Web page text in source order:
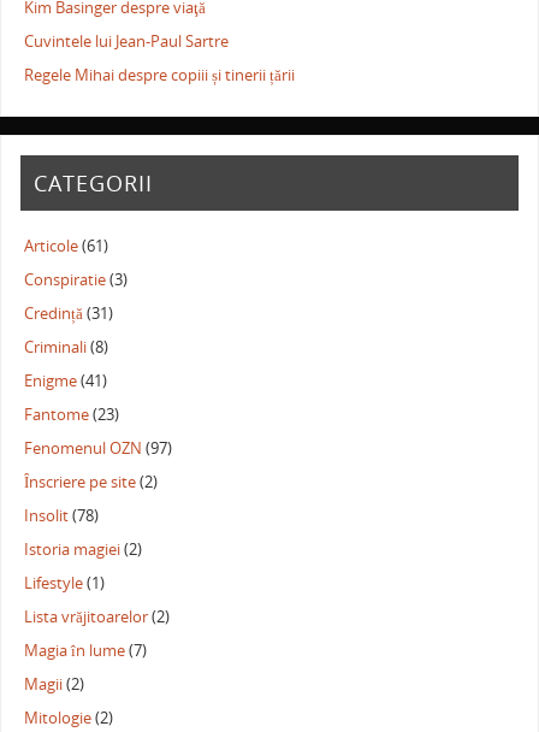
Kim Basinger despre viaţă
Cuvintele lui Jean-Paul Sartre
Regele Mihai despre copiii și tinerii țării
CATEGORII
Articole(61)
Conspiratie(3)
Credință(31)
Criminali(8)
Enigme(41)
Fantome(23)
Fenomenul OZN (97)
Înscriere pe site(2)
Insolit(78)
Istoria magiei(2)
Lifestyle(1)
Lista vrăjitoarelor(2)
Magia în lume(7)
Magii(2)
Mitologie(2)